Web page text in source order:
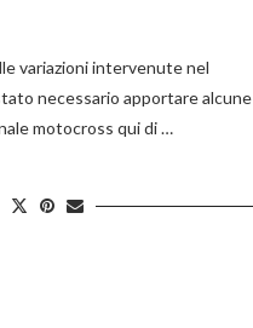
variazioni intervenute nel
necessario apportare alcune
motocross qui di …